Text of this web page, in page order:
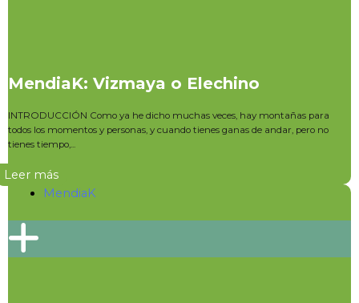
MendiaK: Vizmaya o Elechino
INTRODUCCIÓN Como ya he dicho muchas veces, hay montañas para
todos los momentos y personas, y cuando tienes ganas de andar, pero no
tienes tiempo,...
Leer más
MendiaK